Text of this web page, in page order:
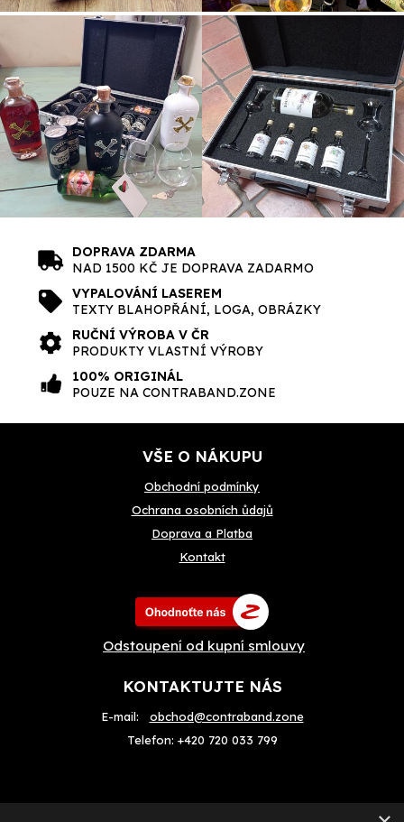
DOPRAVA ZDARMA
NAD 1500 KČ JE DOPRAVA ZADARMO
VYPALOVÁNÍ LASEREM
TEXTY BLAHOPŘÁNÍ, LOGA, OBRÁZKY
RUČNÍ VÝROBA V ČR
PRODUKTY VLASTNÍ VÝROBY
100% ORIGINÁL
POUZE NA CONTRABAND.ZONE
VŠE O NÁKUPU
Obchodní podmínky
Ochrana osobních ůdajů
Doprava a Platba
Kontakt
Odstoupení od kupní smlouvy
KONTAKTUJTE NÁS
E-mail: obchod@contraband.zone
Telefon: +420 720 033 799